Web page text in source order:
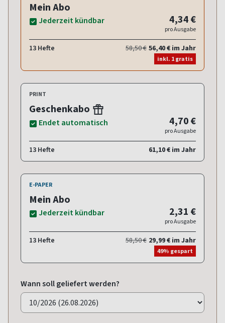
Mein Abo
Jederzeit kündbar 4,34 €
pro Ausgabe
13 Hefte 58,50 € 56,40 € im Jahr
inkl. 1 gratis
PRINT
Geschenkabo
Endet automatisch 4,70 €
pro Ausgabe
13 Hefte 61,10 € im Jahr
E-PAPER
Mein Abo
Jederzeit kündbar 2,31 €
pro Ausgabe
13 Hefte 58,50 € 29,99 € im Jahr
49% gespart
Wann soll geliefert werden?